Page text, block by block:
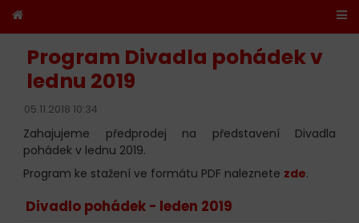
Program Divadla pohádek v
lednu 2019
05.11.2018 10:34
Zahajujeme předprodej na představení Divadla
pohádek v lednu 2019.
Program ke stažení ve formátu PDF naleznete zde.
Divadlo pohádek - leden 2019